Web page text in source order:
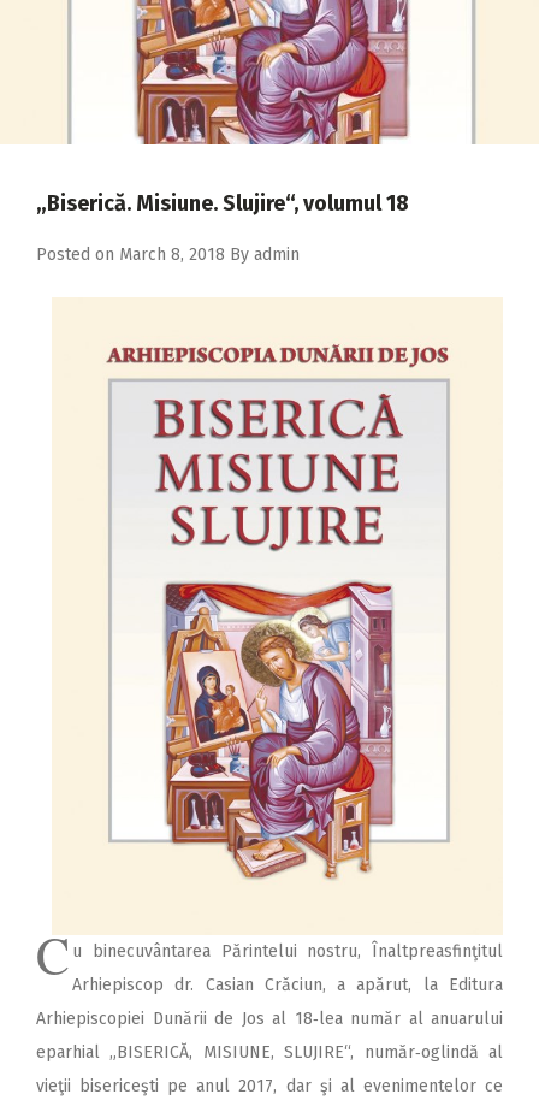
2015
2014
„Biserică. Misiune. Slujire“, volumul 18
Posted on March 8, 2018 By admin
Cu binecuvântarea Pă­rintelui nostru, Înalt­preasfinţitul
Arhiepis­cop dr. Casian Crăciun, a apărut, la Editura
Arhiepiscopiei Dunării de Jos al 18‑lea număr al anuarului
eparhial „BISERICĂ, MISIUNE, SLUJIRE“, număr‑oglindă al
vieţii bisericeşti pe anul 2017, dar şi al evenimentelor ce